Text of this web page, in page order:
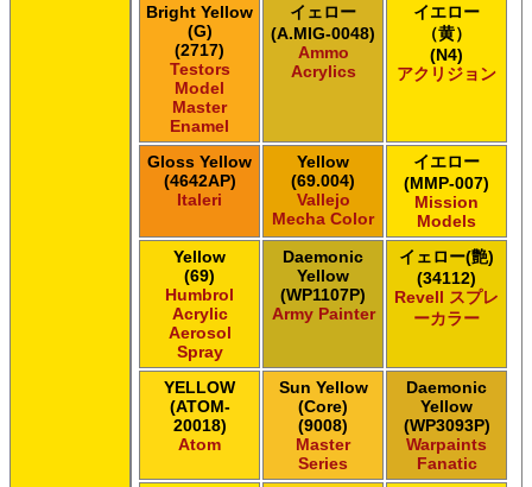
Bright Yellow
(G)
(2717)
Testors
Model
Master
Enamel
イェロー
(A.MIG-0048)
Ammo
Acrylics
イエロー
（黄）
(N4)
アクリジョン
Gloss Yellow
(4642AP)
Italeri
Yellow
(69.004)
Vallejo
Mecha Color
イエロー
(MMP-007)
Mission
Models
Yellow
(69)
Humbrol
Acrylic
Aerosol
Spray
Daemonic
Yellow
(WP1107P)
Army Painter
イェロー(艶)
(34112)
Revell スプレ
ーカラー
YELLOW
(ATOM-
20018)
Atom
Sun Yellow
(Core)
(9008)
Master
Series
Daemonic
Yellow
(WP3093P)
Warpaints
Fanatic